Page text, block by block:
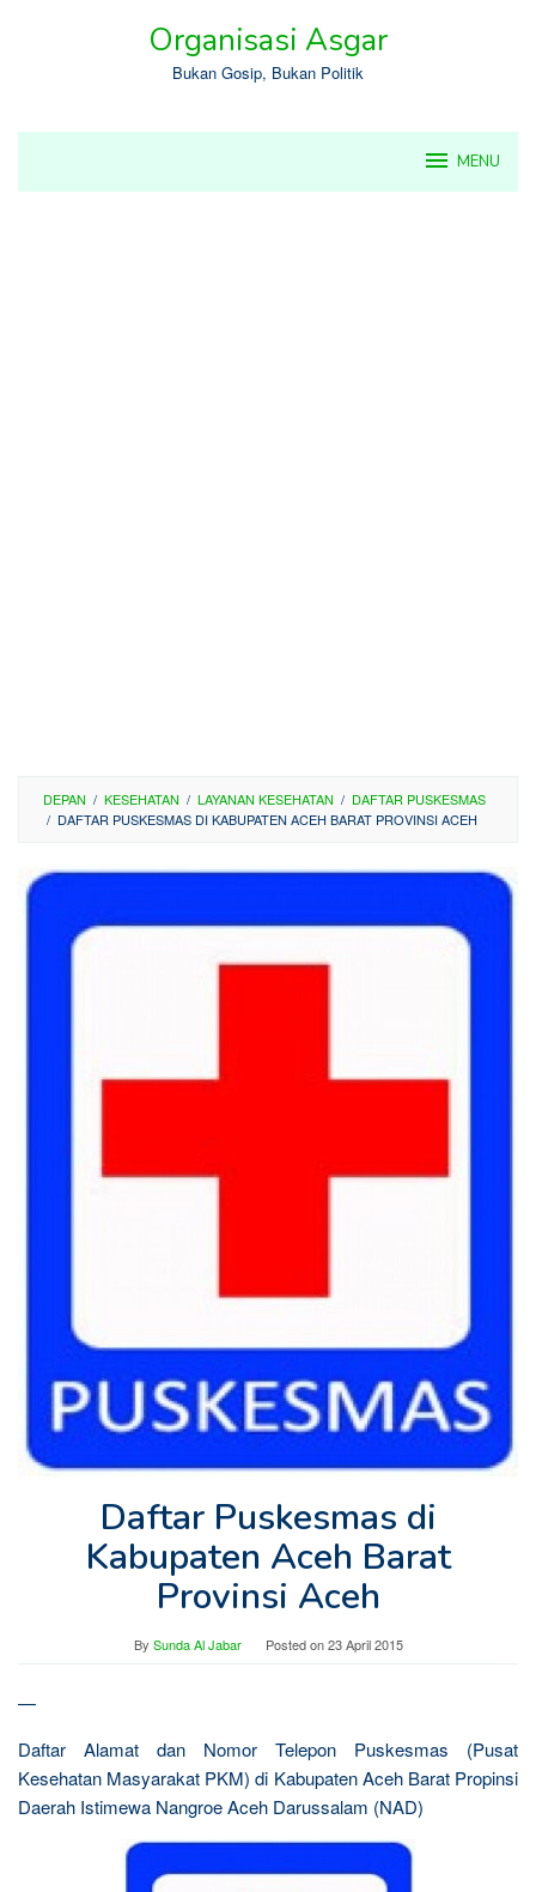
Organisasi Asgar
Bukan Gosip, Bukan Politik
MENU
DEPAN / KESEHATAN / LAYANAN KESEHATAN / DAFTAR PUSKESMAS
/ DAFTAR PUSKESMAS DI KABUPATEN ACEH BARAT PROVINSI ACEH
Daftar Puskesmas di
Kabupaten Aceh Barat
Provinsi Aceh
By Sunda Al Jabar Posted on23 April 2015
—
Daftar Alamat dan Nomor Telepon Puskesmas (Pusat
Kesehatan Masyarakat PKM) di Kabupaten Aceh Barat Propinsi
Daerah Istimewa Nangroe Aceh Darussalam (NAD)